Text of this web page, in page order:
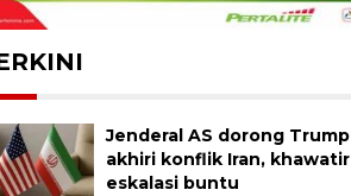
Jenderal AS dorong Trump
akhiri konflik Iran, khawatir
eskalasi buntu